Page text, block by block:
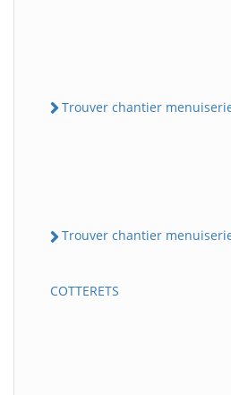
Trouver chantier menuiserie
Trouver chantier menuiserie
COTTERETS